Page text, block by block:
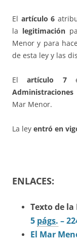
El artículo 6
la legitimación
Menor y para
de esta ley y las
Elartículo 7
Administraciones
Mar Menor.
La ley entró en
ENLACES:
Texto de la
5 págs. –
El Mar